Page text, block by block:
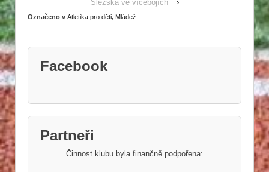
Slezska ve vícebojích
›
Označeno v Atletika pro děti, Mládež
Facebook
Partneři
Činnost klubu byla finančně podpořena: